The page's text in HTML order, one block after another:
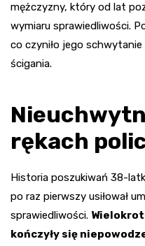
mężczyzny, który od lat
wymiaru sprawiedliwości.
co czyniło jego
ścigania.
rękach
Historia poszukiwań 38-
po raz pierwszy usiłował
sprawiedliwości.
kończyły się